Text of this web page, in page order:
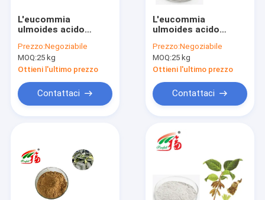
L'eucommia
ulmoides acido
estrae la polvere per
l'anti tumore
Prezzo:Negoziabile
MOQ:25 kg
Ottieni l'ultimo prezzo
Contattaci
L'eucommia
ulmoides acido
completa la polvere
per la riproduzione
animale
Prezzo:Negoziabile
MOQ:25 kg
Ottieni l'ultimo prezzo
Contattaci